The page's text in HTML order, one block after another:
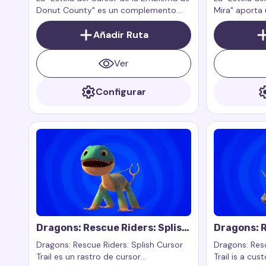
Donut County" es un complemento
para la extensión de navegador
Custom Cursor Trail o Cursor Trails for
Chrome.
Añadir Ruta
Ver
Configurar
Mira" aporta
aventurero
navegador
Cursor
para
páginas web.
Dragons: Rescue Riders: Splish
Cursor Trail
Dragons: Rescue Riders: Splish Cursor
Trail es un rastro de cursor
Dragons:
Cutter
Dragons:
Trail is a